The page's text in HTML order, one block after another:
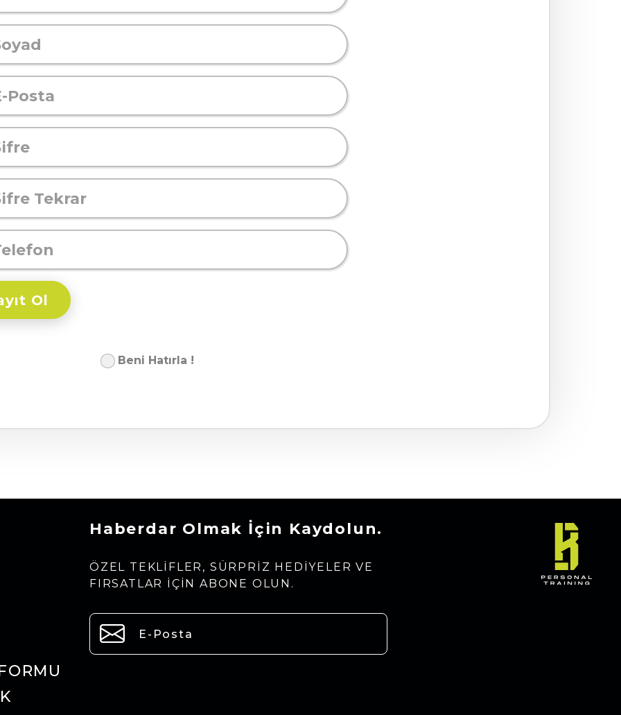
Ol
Beni Hatırla !
Haberdar Olmak İçin Kaydolun.
ÖZEL TEKLIFLER, SÜRPRIZ HEDIYELER VE
FIRSATLAR IÇIN ABONE OLUN.